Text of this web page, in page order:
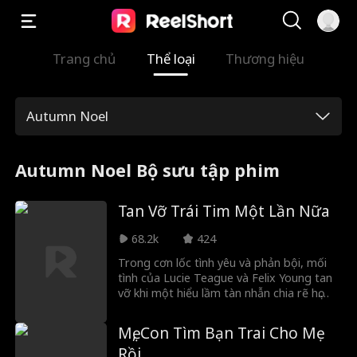
Trang chủ Thể loại Thương hiệu
Autumn Noel
Autumn Noel Bộ sưu tập phim
Tan Vỡ Trái Tim Một Lần Nữa
68.2k
424
Trong cơn lốc tình yêu và phản bội, mối
tình của Lucie Teague và Felix Young tan
vỡ khi một hiểu lầm tàn nhẫn chia rẽ họ.
hiểm, hy sinh tình yêu của họ, chỉ để gặp lại
anh ta nhiều năm sau với tư cách là CEO
tỷ phú... và sếp mới của cô! Với những bí
Mẹ, Con Tìm Bạn Trai Cho Mẹ